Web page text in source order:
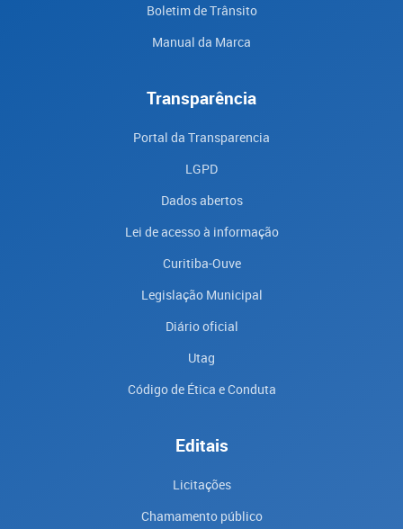
Boletim de Trânsito
Manual da Marca
Transparência
Portal da Transparencia
LGPD
Dados abertos
Lei de acesso à informação
Curitiba-Ouve
Legislação Municipal
Diário oficial
Utag
Código de Ética e Conduta
Editais
Licitações
Chamamento público